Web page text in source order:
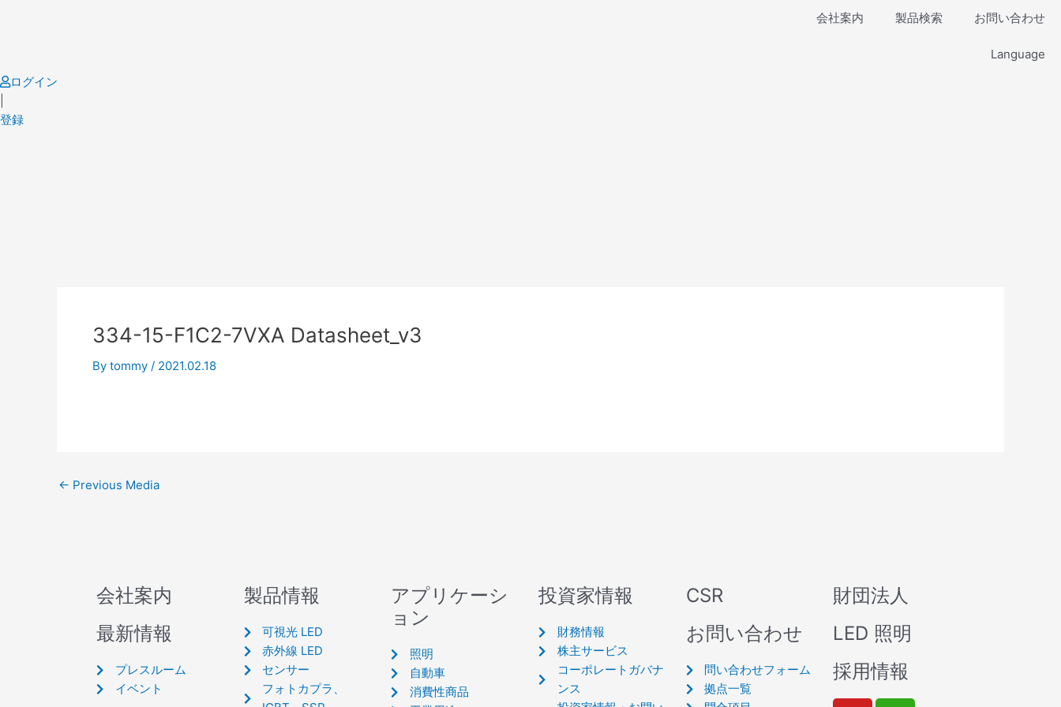
会社案内 製品検索 お問い合わせ
Language
ログイン
登録
334-15-F1C2-7VXA Datasheet_v3
By tommy / 2021.02.18
← Previous Media
会社案内
最新情報
プレスルーム
イベント
製品情報
可視光 LED
赤外線 LED
センサー
フォトカプラ、
アプリケーシ
ョン
照明
自動車
消費性商品
投資家情報
財務情報
株主サービス
コーポレートガバナ
ンス
CSR
お問い合わせ
問い合わせフォーム
拠点一覧
財団法人
LED 照明
採用情報